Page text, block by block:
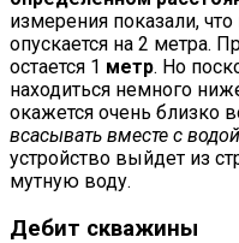
измерения показали,
опускается на 2 метра.
остается 1 метр. Но
находиться немного
окажется очень близко
всасывать вместе с
устройство выйдет из
мутную воду.
Дебит скважины